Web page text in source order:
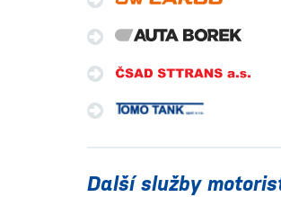
Další služby